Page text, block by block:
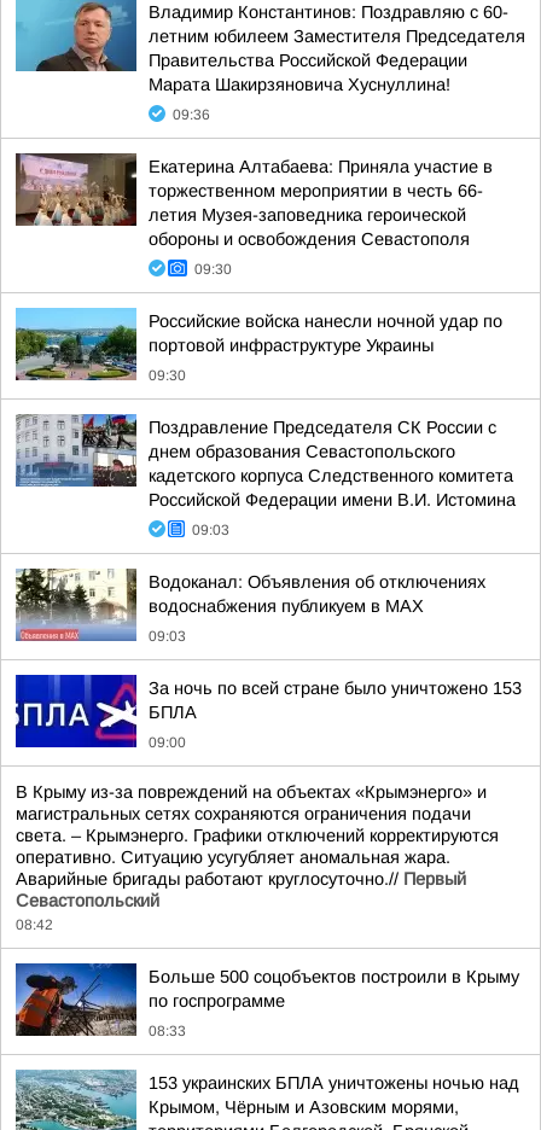
Владимир Константинов: Поздравляю с 60-
летним юбилеем Заместителя Председателя
Правительства Российской Федерации
Марата Шакирзяновича Хуснуллина!
09:36
Екатерина Алтабаева: Приняла участие в
торжественном мероприятии в честь 66-
летия Музея-заповедника героической
обороны и освобождения Севастополя
09:30
Российские войска нанесли ночной удар по
портовой инфраструктуре Украины
09:30
Поздравление Председателя СК России с
днем образования Севастопольского
кадетского корпуса Следственного комитета
Российской Федерации имени В.И. Истомина
09:03
Водоканал: Объявления об отключениях
водоснабжения публикуем в MAX
09:03
За ночь по всей стране было уничтожено 153
БПЛА
09:00
В Крыму из-за повреждений на объектах «Крымэнерго» и
магистральных сетях сохраняются ограничения подачи
света. – Крымэнерго. Графики отключений корректируются
оперативно. Ситуацию усугубляет аномальная жара.
Аварийные бригады работают круглосуточно.// Первый
Севастопольский
08:42
Больше 500 соцобъектов построили в Крыму
по госпрограмме
08:33
153 украинских БПЛА уничтожены ночью над
Крымом, Чёрным и Азовским морями,